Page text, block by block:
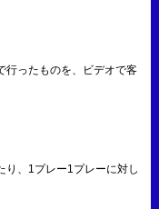
行ったものを、ビデオで客
り、1プレー1プレーに対し